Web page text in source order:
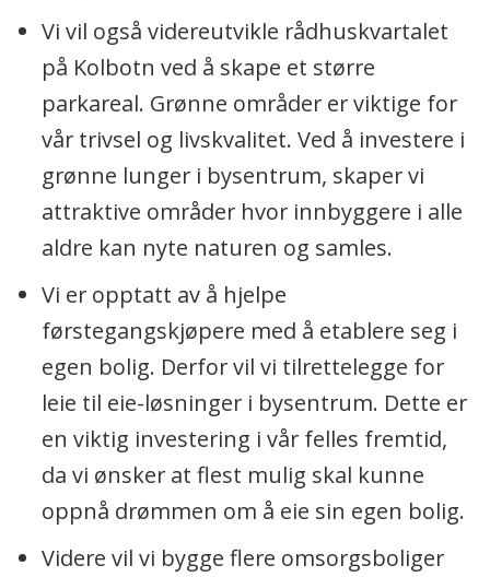
Vi vil også videreutvikle rådhuskvartalet
på Kolbotn ved å skape et større
parkareal. Grønne områder er viktige for
vår trivsel og livskvalitet. Ved å investere i
grønne lunger i bysentrum, skaper vi
attraktive områder hvor innbyggere i alle
aldre kan nyte naturen og samles.
Vi er opptatt av å hjelpe
førstegangskjøpere med å etablere seg i
egen bolig. Derfor vil vi tilrettelegge for
leie til eie-løsninger i bysentrum. Dette er
en viktig investering i vår felles fremtid,
da vi ønsker at flest mulig skal kunne
oppnå drømmen om å eie sin egen bolig.
Videre vil vi bygge flere omsorgsboliger